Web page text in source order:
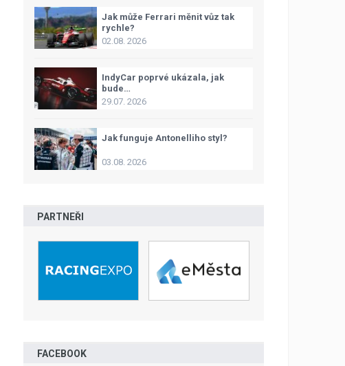
Jak může Ferrari měnit vůz tak
rychle?
02.08. 2026
IndyCar poprvé ukázala, jak
bude…
29.07. 2026
Jak funguje Antonelliho styl?
03.08. 2026
PARTNEŘI
FACEBOOK